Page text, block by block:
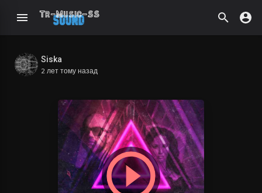
Siska
2 лет тому назад